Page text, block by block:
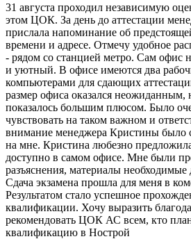
31 августа проходил независимую
этом ЦОК. За день до аттестации
прислала напоминание об
времени и адресе. Отмечу удобное
- рядом со станцией метро. Сам офис
и уютный. В офисе имеются два
компьютерами для сдающих
размер офиса оказался неожиданным,
показалось большим плюсом. Было
чувствовать на таком важном и
внимание менеджера Кристины было
на мне. Кристина любезно
доступно в самом офисе. Мне были
разъяснения, материалы необходимые
Сдача экзамена прошла для меня в
Результатом стало успешное
квалификации. Хочу выразить
рекомендовать ЦОК АС всем, кто
квалификацию в Нострой